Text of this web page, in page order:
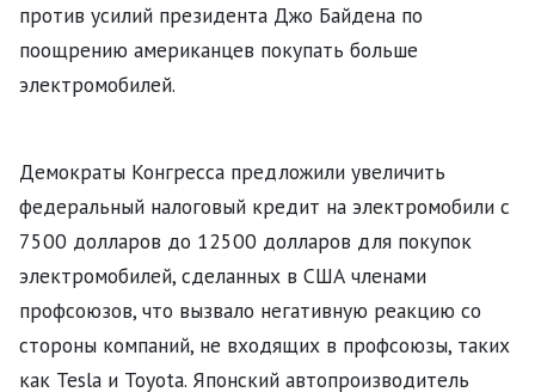
против усилий президента Джо Байдена по
поощрению американцев покупать больше
электромобилей.
Демократы Конгресса предложили увеличить
федеральный налоговый кредит на электромобили с
7500 долларов до 12500 долларов для покупок
электромобилей, сделанных в США членами
профсоюзов, что вызвало негативную реакцию со
стороны компаний, не входящих в профсоюзы, таких
как Tesla и Toyota. Японский автопроизводитель